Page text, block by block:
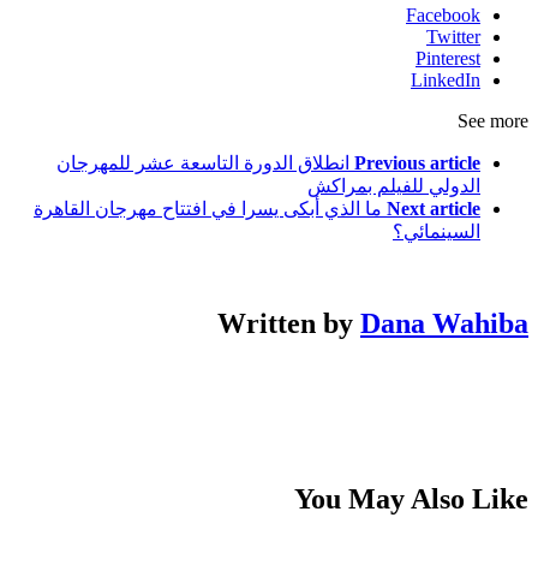
Facebook
Twitter
Pinterest
LinkedIn
See more
Previous article انطلاق الدورة التاسعة عشر للمهرجان
الدولي للفيلم بمراكش
Next article ما الذي أبكى يسرا في افتتاح مهرجان القاهرة
السينمائي؟
Written by Dana Wahiba
You May Also Like